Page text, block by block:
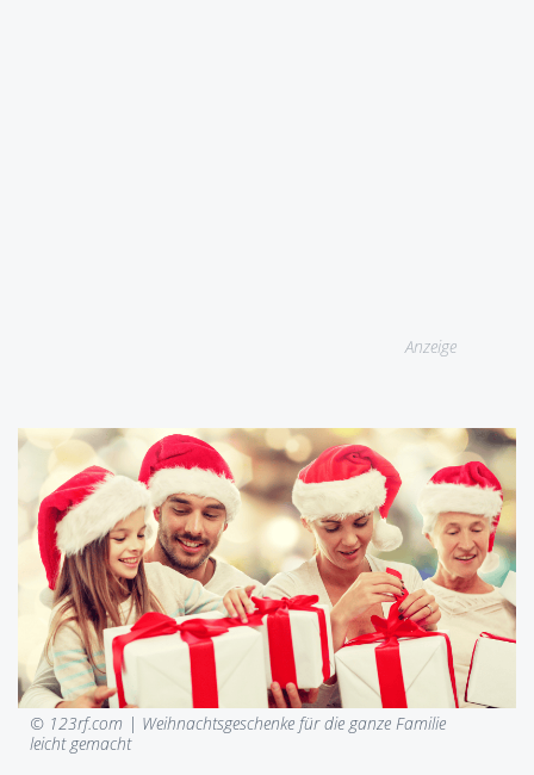
Anzeige
© 123rf.com | Weihnachtsgeschenke für die ganze Familie
leicht gemacht